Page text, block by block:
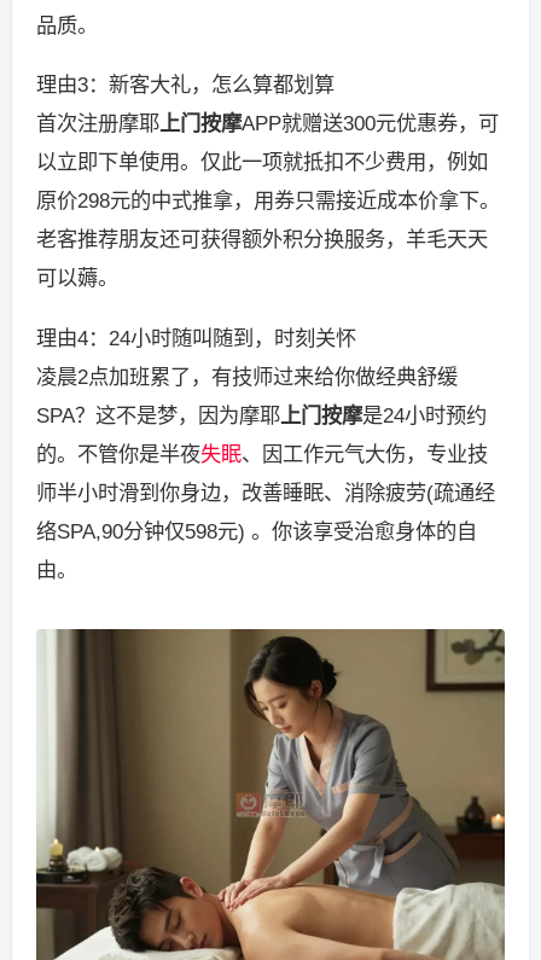
品质。
理由3：新客大礼，怎么算都划算
首次注册摩耶上门按摩APP就赠送300元优惠券，可
以立即下单使用。仅此一项就抵扣不少费用，例如
原价298元的中式推拿，用券只需接近成本价拿下。
老客推荐朋友还可获得额外积分换服务，羊毛天天
可以薅。
理由4：24小时随叫随到，时刻关怀
凌晨2点加班累了，有技师过来给你做经典舒缓
SPA？这不是梦，因为摩耶上门按摩是24小时预约
的。不管你是半夜失眠、因工作元气大伤，专业技
师半小时滑到你身边，改善睡眠、消除疲劳(疏通经
络SPA,90分钟仅598元) 。你该享受治愈身体的自
由。